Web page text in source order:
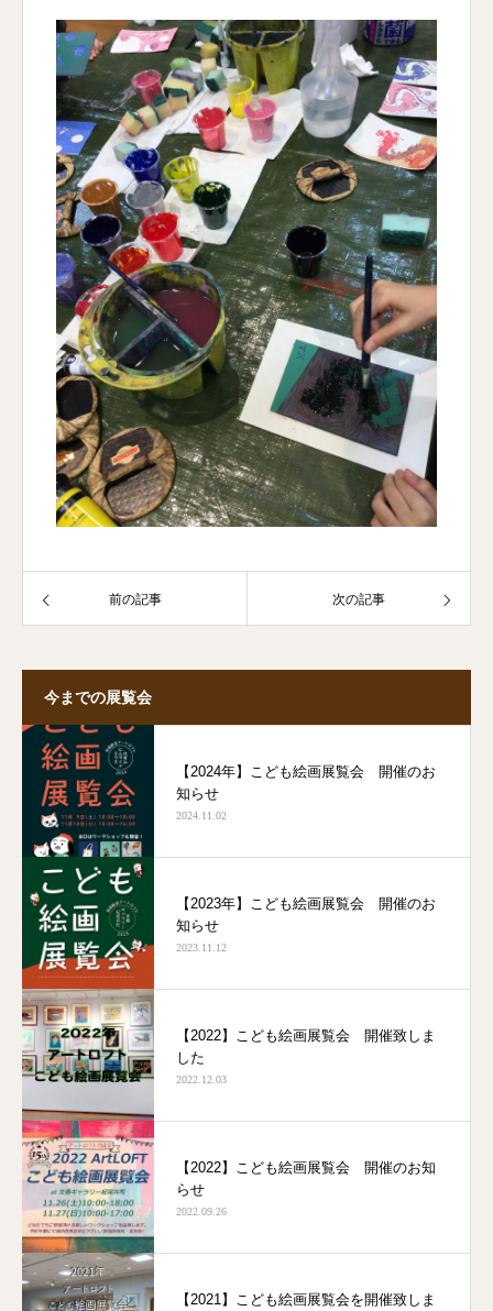
前の記事 次の記事
今までの展覧会
【2024年】こども絵画展覧会 開催のお
知らせ
2024.11.02
【2023年】こども絵画展覧会 開催のお
知らせ
2023.11.12
【2022】こども絵画展覧会 開催致しま
した
2022.12.03
【2022】こども絵画展覧会 開催のお知
らせ
2022.09.26
【2021】こども絵画展覧会を開催致しま